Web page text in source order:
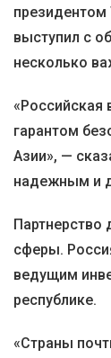
выступил с
несколько
«Российская
гарантом
Азии», —
надежным и
Партнерство
сферы.
ведущим
республике.
«Страны